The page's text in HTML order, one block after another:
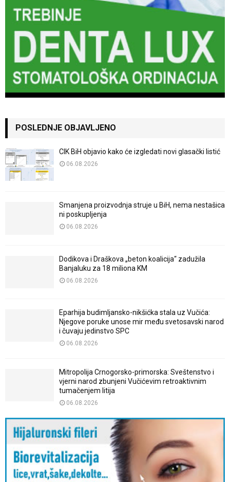
POSLEDNJE OBJAVLJENO
CIK BiH objavio kako će izgledati novi glasački listić
06.08.2026
Smanjena proizvodnja struje u BiH, nema nestašica
ni poskupljenja
06.08.2026
Dodikova i Draškova „beton koalicija“ zadužila
Banjaluku za 18 miliona KM
06.08.2026
Eparhija budimljansko-nikšićka stala uz Vučića:
Njegove poruke unose mir među svetosavski narod
i čuvaju jedinstvo SPC
06.08.2026
Mitropolija Crnogorsko-primorska: Sveštenstvo i
vjerni narod zbunjeni Vučićevim retroaktivnim
tumačenjem litija
06.08.2026